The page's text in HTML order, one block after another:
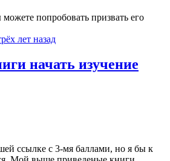
попробовать призвать его
лет назад
начать изучение
ссылке с 3-мя баллами, но я бы к